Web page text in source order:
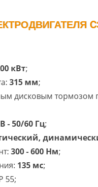
кВт;
315 мм;
дисковым тормозом
- 50/60 Гц;
300 - 600 Нм;
135 мс;
55;